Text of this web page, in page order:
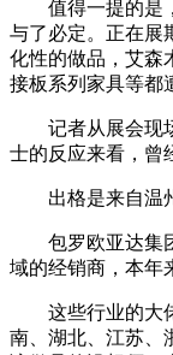
值得一提的是，
与了必定。正在展
化性的做品，艾森
接板系列家具等都
记者从展会现场
士的反应来看，曾
出格是来自温州
包罗欧亚达集团
域的经销商，本年
这些行业的大佬
南、湖北、江苏、